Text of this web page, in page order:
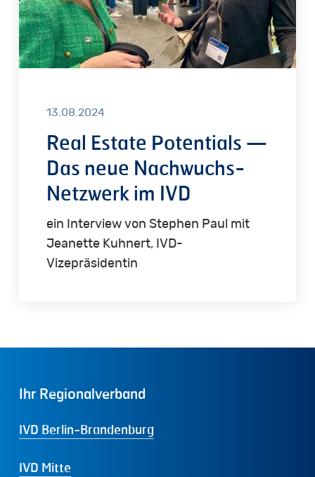
Nachwuchs-
Netzwerk
im
IVD
13.08.2024
Real Estate Potentials —
Das neue Nachwuchs-
Netzwerk im IVD
ein Interview von Stephen Paul mit
Jeanette Kuhnert, IVD-
Vizepräsidentin
Ihr Regionalverband
IVD Berlin-Brandenburg
IVD Mitte